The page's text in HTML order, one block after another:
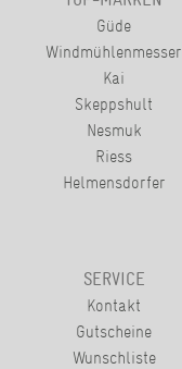
Güde
Windmühlenmesser
Kai
Skeppshult
Nesmuk
Riess
Helmensdorfer
SERVICE
Kontakt
Gutscheine
Wunschliste